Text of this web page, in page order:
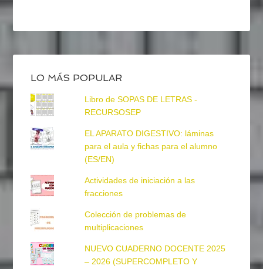
LO MÁS POPULAR
Libro de SOPAS DE LETRAS -
RECURSOSEP
EL APARATO DIGESTIVO: láminas
para el aula y fichas para el alumno
(ES/EN)
Actividades de iniciación a las
fracciones
Colección de problemas de
multiplicaciones
NUEVO CUADERNO DOCENTE 2025
– 2026 (SUPERCOMPLETO Y